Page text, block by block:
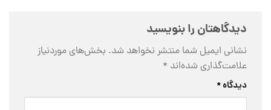
دیدگاهتان را بنویسید
نشانی ایمیل شما منتشر نخواهد شد. بخش‌های موردنیاز
علامت‌گذاری شده‌اند *
دیدگاه*